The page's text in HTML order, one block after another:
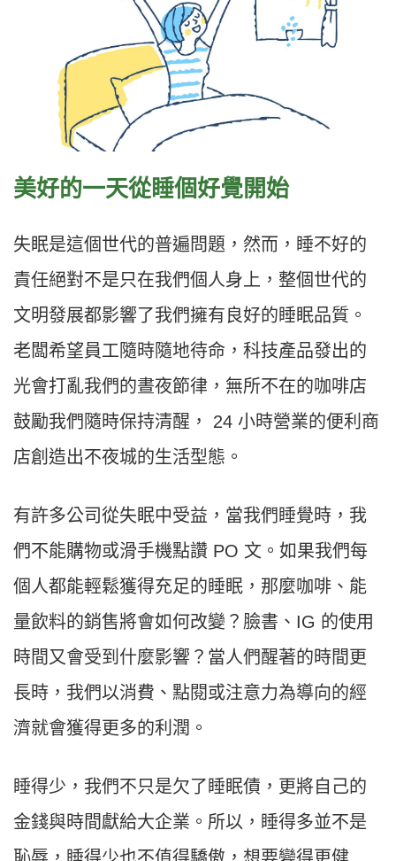
美好的一天從睡個好覺開始
失眠是這個世代的普遍問題，然而，睡不好的
責任絕對不是只在我們個人身上，整個世代的
文明發展都影響了我們擁有良好的睡眠品質。
老闆希望員工隨時隨地待命，科技產品發出的
光會打亂我們的晝夜節律，無所不在的咖啡店
鼓勵我們隨時保持清醒， 24 小時營業的便利商
店創造出不夜城的生活型態。
有許多公司從失眠中受益，當我們睡覺時，我
們不能購物或滑手機點讚 PO 文。如果我們每
個人都能輕鬆獲得充足的睡眠，那麼咖啡、能
量飲料的銷售將會如何改變？臉書、IG 的使用
時間又會受到什麼影響？當人們醒著的時間更
長時，我們以消費、點閱或注意力為導向的經
濟就會獲得更多的利潤。
睡得少，我們不只是欠了睡眠債，更將自己的
金錢與時間獻給大企業。所以，睡得多並不是